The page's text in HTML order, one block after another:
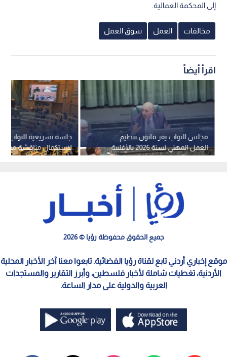
إلى المحكمة العمالية.
مخالفات العمل سوق العمل
اقرأ أيضاً
جلسة تشريعية للنواب
لاستكمال مناقشة
العمل المهني
مجلس النواب يقر قانون تنظيم
العمل المهني لسنة 2026 بالأغلبية
-فيديو
جميع الحقوق محفوظة رؤيا © 2026
موقع إخباري أردني تابع لقناة رؤيا الفضائية. تابعوا معنا آخر الأخبار المحلية
الأردنية، تغطيات شاملة لأخبار فلسطين، وأبرز التقارير والمستجدات
العربية والدولية على مدار الساعة.